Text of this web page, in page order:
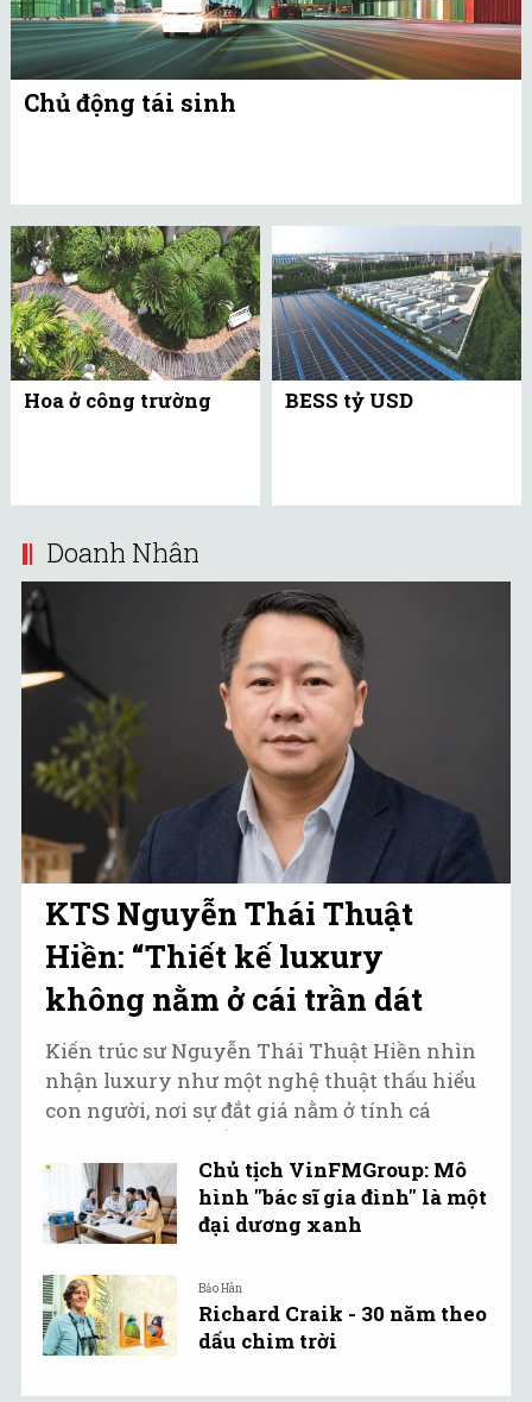
Chủ động tái sinh
Hoa ở công trường BESS tỷ USD
Doanh Nhân
KTS Nguyễn Thái Thuật
Hiền: “Thiết kế luxury
không nằm ở cái trần dát
vàng hay dát bạc"
Kiến trúc sư Nguyễn Thái Thuật Hiền nhìn
nhận luxury như một nghệ thuật thấu hiểu
con người, nơi sự đắt giá nằm ở tính cá
nhân hóa tuyệt đối.
Chủ tịch VinFMGroup: Mô
hình "bác sĩ gia đình" là một
đại dương xanh
Bảo Hân
Richard Craik - 30 năm theo
dấu chim trời